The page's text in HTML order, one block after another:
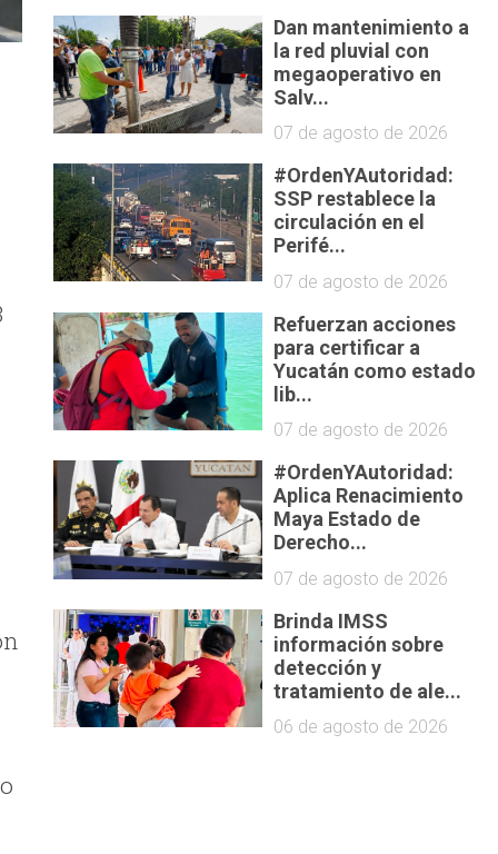
Dan mantenimiento a
la red pluvial con
megaoperativo en
Salv...
07 de agosto de 2026
#OrdenYAutoridad:
SSP restablece la
circulación en el
Perifé...
07 de agosto de 2026
Refuerzan acciones
para certificar a
Yucatán como estado
lib...
07 de agosto de 2026
#OrdenYAutoridad:
Aplica Renacimiento
Maya Estado de
Derecho...
07 de agosto de 2026
Brinda IMSS
información sobre
detección y
tratamiento de ale...
06 de agosto de 2026